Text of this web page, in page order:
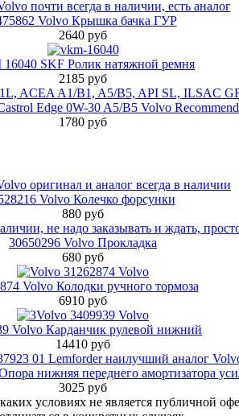
Volvo Крышка бачка ГУР
2640 руб
SKF Ролик натяжной ремня
2185 руб
Edge 0W-30 A5/B5 Volvo
1780 руб
Volvo Колечко форсунки
880 руб
30650296 Volvo Прокладка
680 руб
Volvo Колодки ручного тормоза
6910 руб
Volvo Карданчик рулевой нижний
14410 руб
нижняя переднего амортизатора
3025 руб
условиях не является публичной